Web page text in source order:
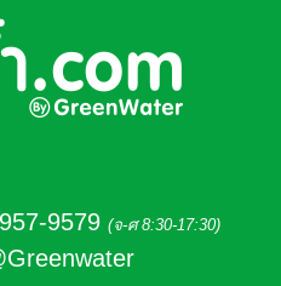
9579 (จ-ศ 8:30-17:30)